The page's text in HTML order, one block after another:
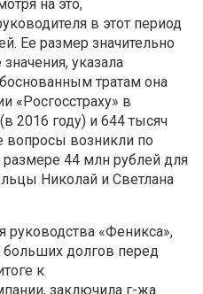
на это,
в этот период
Ее размер значительно
указала
тратам она
«Росгосстраху» в
2016 году) и 644 тысяч
вопросы возникли по
44 млн рублей для
Николай и Светлана
руководства «Феникса»,
долгов перед
к
заключила г-жа